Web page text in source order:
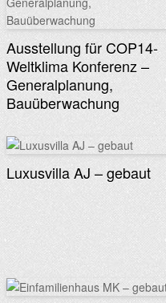
Ausstellung für COP14-
Weltklima Konferenz –
Generalplanung,
Bauüberwachung
Luxusvilla AJ – gebaut